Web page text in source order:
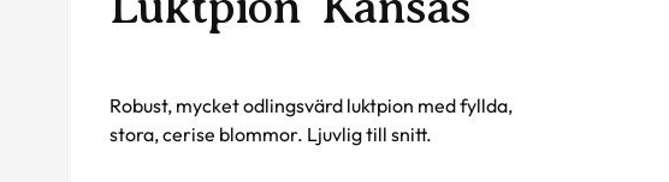
Robust, mycket odlingsvärd luktpion med fyllda,
stora, cerise blommor. Ljuvlig till snitt.